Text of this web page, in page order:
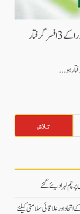
لہرا دیئے گئے
اور علاقائی سلامتی کیلئے